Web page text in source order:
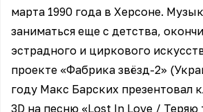
марта 1990 года в Херсоне.
заниматься еще с детства,
эстрадного и циркового
проекте «Фабрика звёзд-2»
году Макс Барских презентовал
3D на песню «Lost In Love / Теряю